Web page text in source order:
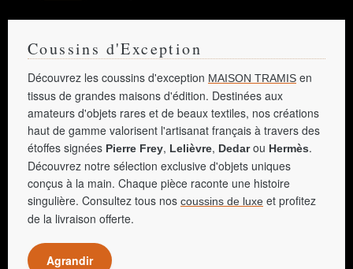
Coussins d'Exception
Découvrez les coussins d'exception MAISON TRAMIS en
tissus de grandes maisons d'édition. Destinées aux
amateurs d'objets rares et de beaux textiles, nos créations
haut de gamme valorisent l'artisanat français à travers des
étoffes signées Pierre Frey, Lelièvre, Dedarou Hermès.
Découvrez notre sélection exclusive d'objets uniques
conçus à la main. Chaque pièce raconte une histoire
singulière. Consultez tous nos coussins de luxe et profitez
de la livraison offerte.
Agrandir